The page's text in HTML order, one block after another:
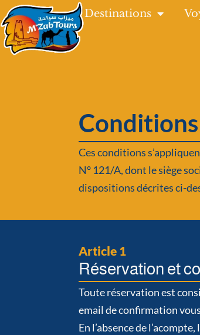
Skip
to
content
Destinations
Ces conditions
N° 121/A, dont le siège
dispositions décrites ci-
Article 1
Réservation et
Toute réservation est
email de confirmation
En l’absence de